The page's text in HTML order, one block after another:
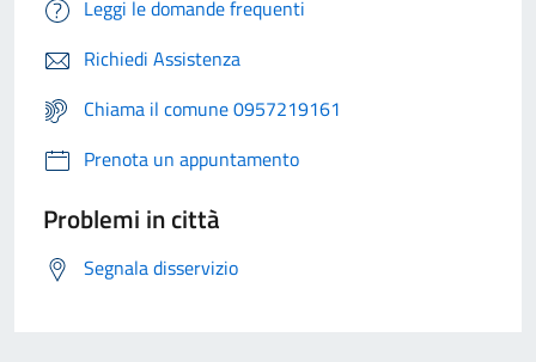
Leggi le domande frequenti
Richiedi Assistenza
Chiama il comune 0957219161
Prenota un appuntamento
Problemi in città
Segnala disservizio